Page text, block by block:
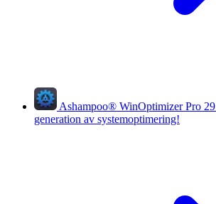
Ashampoo® WinOptimizer Pro 29
generation av systemoptimering!